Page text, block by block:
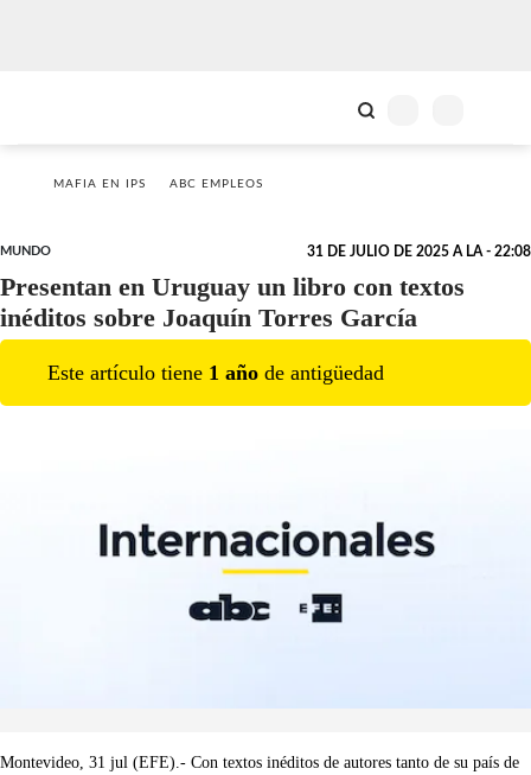
MAFIA EN IPS ABC EMPLEOS
MUNDO 31 DE JULIO DE 2025 A LA - 22:08
Presentan en Uruguay un libro con textos
inéditos sobre Joaquín Torres García
Este artículo tiene 1 año de antigüedad
Montevideo, 31 jul (EFE).- Con textos inéditos de autores tanto de su país de